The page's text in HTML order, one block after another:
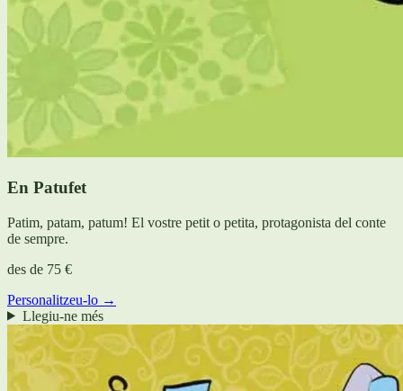
En Patufet
Patim, patam, patum! El vostre petit o petita, protagonista del conte
de sempre.
des de 75 €
Personalitzeu-lo →
Llegiu-ne més